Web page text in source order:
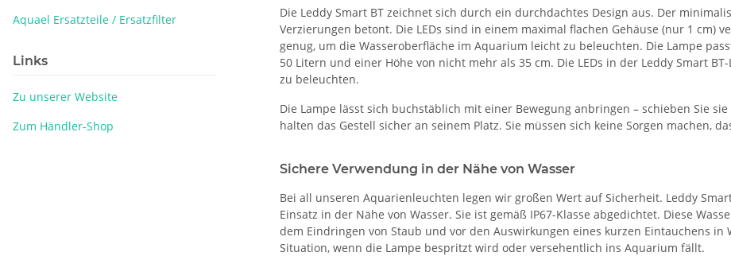
Die Leddy Smart BT zeichnet sich durch ein durchdachtes Design aus. Der
Verzierungen betont. Die LEDs sind in einem maximal flachen Gehäuse (nur 1 cm)
genug, um die Wasseroberfläche im Aquarium leicht zu beleuchten. Die Lampe
50 Litern und einer Höhe von nicht mehr als 35 cm. Die LEDs in der Leddy Smart
zu beleuchten.
Die Lampe lässt sich buchstäblich mit einer Bewegung anbringen – schieben Sie
halten das Gestell sicher an seinem Platz. Sie müssen sich keine Sorgen machen,
Sichere Verwendung in der Nähe von Wasser
Bei all unseren Aquarienleuchten legen wir großen Wert auf Sicherheit. Leddy
Einsatz in der Nähe von Wasser. Sie ist gemäß IP67-Klasse abgedichtet. Diese
dem Eindringen von Staub und vor den Auswirkungen eines kurzen Eintauchens
Situation, wenn die Lampe bespritzt wird oder versehentlich ins Aquarium fällt.
Aquael Ersatzteile / Ersatzfilter
Links
Zu unserer Website
Zum Händler-Shop